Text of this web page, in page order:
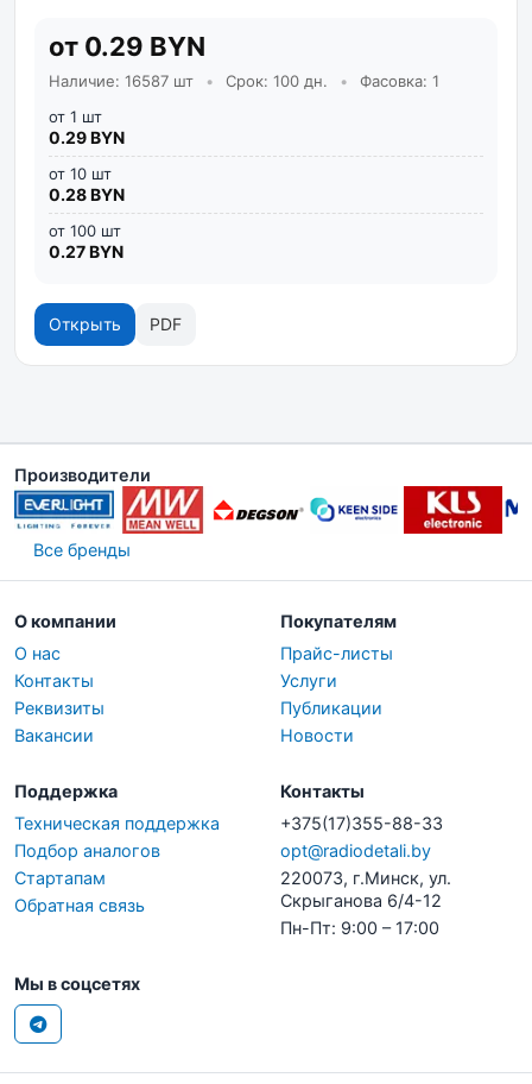
от 0.29 BYN
Наличие: 16587 шт • Срок: 100 дн. •
Фасовка: 1
от 1 шт
0.29 BYN
от 10 шт
0.28 BYN
от 100 шт
0.27 BYN
Открыть PDF
Производители
Все бренды
О компании
О нас
Контакты
Реквизиты
Вакансии
Покупателям
Прайс-листы
Услуги
Публикации
Новости
Поддержка
Техническая поддержка
Подбор аналогов
Стартапам
Обратная связь
Контакты
+375(17)355-88-33
opt@radiodetali.by
220073, г.Минск, ул.
Скрыганова 6/4-12
Пн-Пт: 9:00 – 17:00
Мы в соцсетях